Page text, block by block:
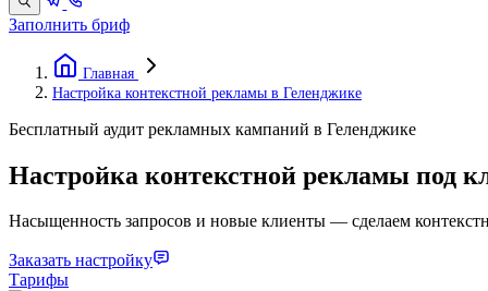
Заполнить бриф
Главная
Настройка контекстной рекламы в Геленджике
Бесплатный аудит рекламных кампаний в Геленджике
Настройка контекстной рекламы под
Насыщенность запросов и новые клиенты — сделаем
Заказать настройку
Тарифы